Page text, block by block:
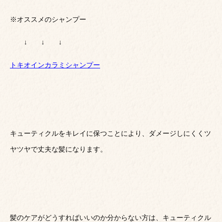
※オススメのシャンプー
↓ ↓ ↓
トキオインカラミシャンプー
キューティクルをキレイに保つことにより、ダメージしにくくツ
ヤツヤで丈夫な髪になります。
髪のケアがどうすればいいのか分からない方は、キューティクル